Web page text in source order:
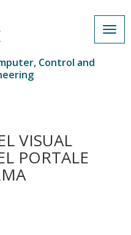
Control and
VISUAL
PORTALE